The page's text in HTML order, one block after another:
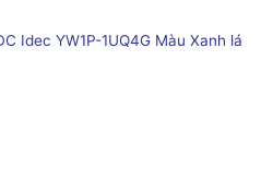
Idec YW1P-1UQ4G Màu Xanh lá